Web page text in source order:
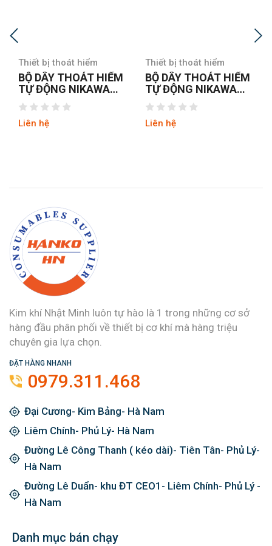
Thiết bị thoát hiểm
BỘ DÂY THOÁT HIỂM
TỰ ĐỘNG NIKAWA
KDD-25F
Liên hệ
Thiết bị thoát hiểm
BỘ DÂY THOÁT HIỂM
TỰ ĐỘNG NIKAWA
KDD-30F
Liên hệ
Kim khí Nhật Minh luôn tự hào là 1 trong những cơ sở
hàng đầu phân phối về thiết bị cơ khí mà hàng triệu
chuyên gia lựa chọn.
ĐẶT HÀNG NHANH
0979.311.468
Đại Cương- Kim Bảng- Hà Nam
Liêm Chính- Phủ Lý- Hà Nam
Đường Lê Công Thanh ( kéo dài)- Tiên Tân- Phủ Lý-
Hà Nam
Đường Lê Duẩn- khu ĐT CEO1- Liêm Chính- Phủ Lý -
Hà Nam
Danh mục bán chạy